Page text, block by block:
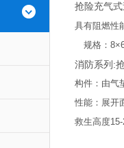
抢险充气
具有阻燃性
规格： 8×
消防系列:
构件：由
性能：展开
救生高度